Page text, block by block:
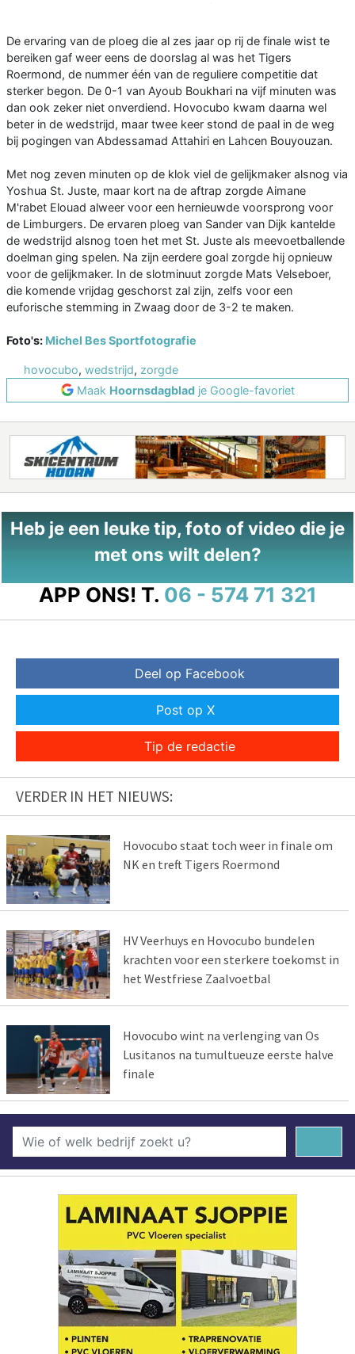
De ervaring van de ploeg die al zes jaar op rij de finale wist te
bereiken gaf weer eens de doorslag al was het Tigers
Roermond, de nummer één van de reguliere competitie dat
sterker begon. De 0-1 van Ayoub Boukhari na vijf minuten was
dan ook zeker niet onverdiend. Hovocubo kwam daarna wel
beter in de wedstrijd, maar twee keer stond de paal in de weg
bij pogingen van Abdessamad Attahiri en Lahcen Bouyouzan.
Met nog zeven minuten op de klok viel de gelijkmaker alsnog via
Yoshua St. Juste, maar kort na de aftrap zorgde Aimane
M'rabet Elouad alweer voor een hernieuwde voorsprong voor
de Limburgers. De ervaren ploeg van Sander van Dijk kantelde
de wedstrijd alsnog toen het met St. Juste als meevoetballende
doelman ging spelen. Na zijn eerdere goal zorgde hij opnieuw
voor de gelijkmaker. In de slotminuut zorgde Mats Velseboer,
die komende vrijdag geschorst zal zijn, zelfs voor een
euforische stemming in Zwaag door de 3-2 te maken.
Foto's: Michel Bes Sportfotografie
hovocubo, wedstrijd, zorgde
Maak Hoornsdagbladje Google-favoriet
Heb je een leuke tip, foto of video die je
met ons wilt delen?
APP ONS! T. 06 - 574 71 321
Deel op Facebook
Post op X
Tip de redactie
VERDER IN HET NIEUWS:
Hovocubo staat toch weer in finale om
NK en treft Tigers Roermond
HV Veerhuys en Hovocubo bundelen
krachten voor een sterkere toekomst in
het Westfriese Zaalvoetbal
Hovocubo wint na verlenging van Os
Lusitanos na tumultueuze eerste halve
finale